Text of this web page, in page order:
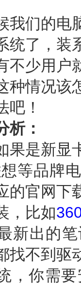
们的电脑
统了，装
不少用户
种情况该
吧！
：
是新显卡
想等品牌
的官网下
，比如
出的笔
找不到驱
，你需